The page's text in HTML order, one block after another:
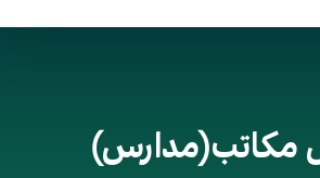
مکاتب(مدارس)